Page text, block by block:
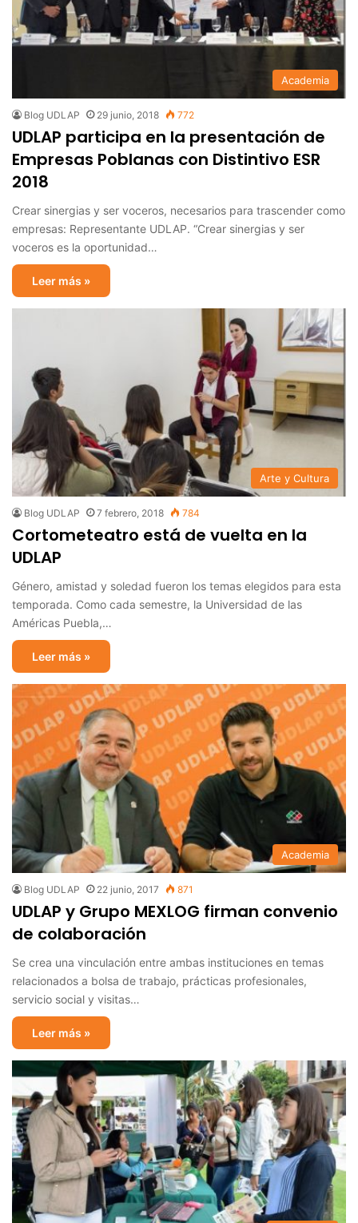
Academia
Blog UDLAP 29 junio, 2018 772
UDLAP participa en la presentación de
Empresas Poblanas con Distintivo ESR
2018
Crear sinergias y ser voceros, necesarios para trascender como
empresas: Representante UDLAP. “Crear sinergias y ser
voceros es la oportunidad…
Leer más »
Arte y Cultura
Blog UDLAP 7 febrero, 2018 784
Cortometeatro está de vuelta en la
UDLAP
Género, amistad y soledad fueron los temas elegidos para esta
temporada. Como cada semestre, la Universidad de las
Américas Puebla,…
Leer más »
Academia
Blog UDLAP 22 junio, 2017 871
UDLAP y Grupo MEXLOG firman convenio
de colaboración
Se crea una vinculación entre ambas instituciones en temas
relacionados a bolsa de trabajo, prácticas profesionales,
servicio social y visitas…
Leer más »